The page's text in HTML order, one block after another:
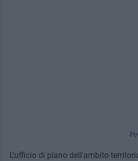
L'ufficio di piano dell'ambito